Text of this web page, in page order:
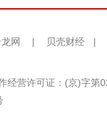
网 | 贝壳财经 |
经营许可证：(京)字第